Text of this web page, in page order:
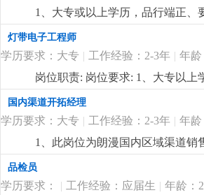
关能力，具有一定的市场分析和
作经验，两年以上同职位管理工
16年的企业，定位高端，应聘者
迎志同道合的有识之士加入。有
1、大专或以上学历，品行端正、
明行业有做过工程项目销售或渠
表达能力，能听从安排适应出差
合的有识之士加入。 更详细
灯带电子工程师
学历要求：大专 | 工作经验：2-3年 | 年龄
岗位职责: 岗位要求: 1、大专以
先；3、精通开发设计软件
的沟通协调能力，能承受一定的
国内渠道开拓经理
学历要求：大专 | 工作经验：2-3年 | 年龄
1、此岗位为朗漫国内区域渠道
灯带、商业照明等相关行业销售
3、有很强的业务能力和主动性，
迎志同道合的有识之士加入。更
品检员
学历要求： | 工作经验：应届生 | 年龄：